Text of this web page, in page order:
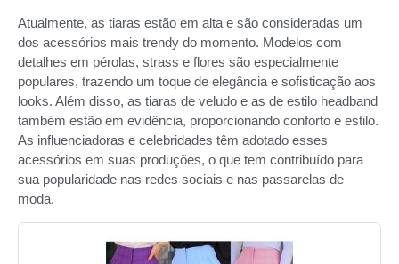
Atualmente, as tiaras estão em alta e são consideradas um
dos acessórios mais trendy do momento. Modelos com
detalhes em pérolas, strass e flores são especialmente
populares, trazendo um toque de elegância e sofisticação aos
looks. Além disso, as tiaras de veludo e as de estilo headband
também estão em evidência, proporcionando conforto e estilo.
As influenciadoras e celebridades têm adotado esses
acessórios em suas produções, o que tem contribuído para
sua popularidade nas redes sociais e nas passarelas de
moda.